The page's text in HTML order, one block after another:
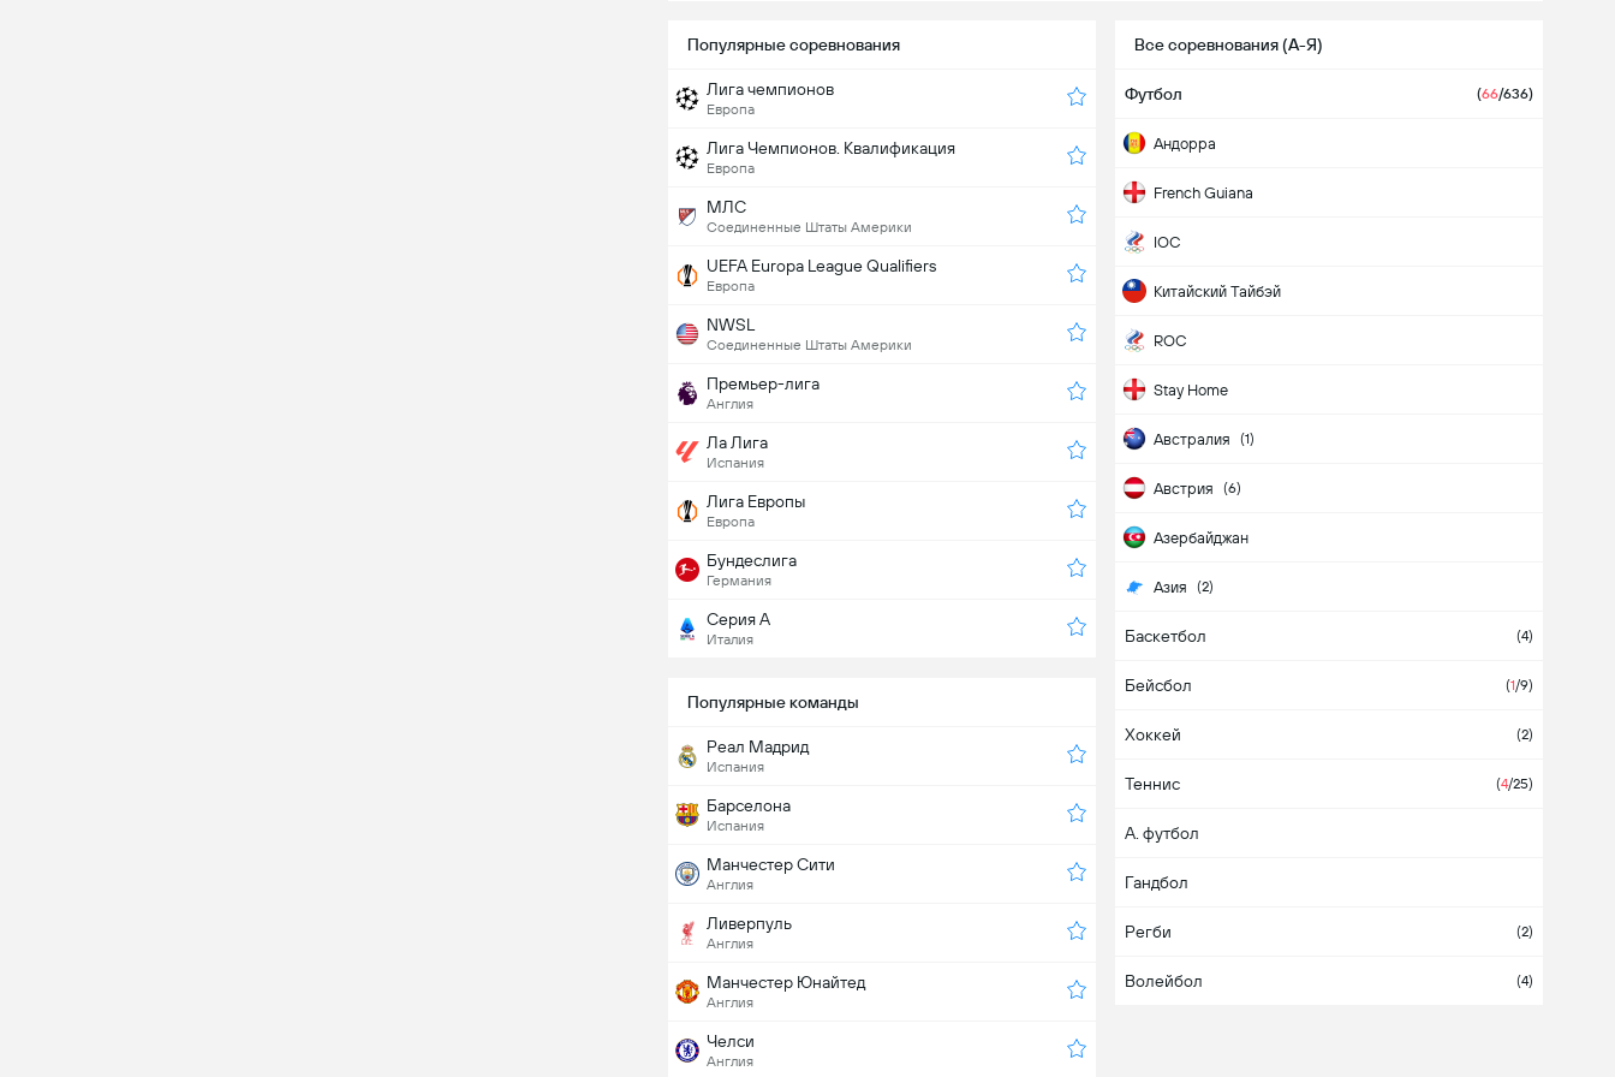
Популярные соревнования
Лига чемпионов
Европа
Лига Чемпионов. Квалификация
Европа
МЛС
Соединенные Штаты Америки
UEFA Europa League Qualifiers
Европа
NWSL
Соединенные Штаты Америки
Премьер-лига
Англия
Ла Лига
Испания
Лига Европы
Европа
Бундеслига
Германия
Серия А
Италия
Все соревнования (А-Я)
Футбол (66/636)
Aндорра
French Guiana
IOC
Kитайский Тайбэй
ROC
Stay Home
Австралия (1)
Австрия (6)
Азербайджан
Азия (2)
Албания
Алжир
Америка
Англия
Ангола
Антигуа и Барбуда
Аргентина
Армения
Баскетбол (4)
Бейсбол (1/9)
Хоккей (2)
Теннис (4/25)
А. футбол
Гандбол
Регби (2)
Волейбол (4)
Популярные команды
Реал Мадрид
Испания
Барселона
Испания
Манчестер Сити
Англия
Ливерпуль
Англия
Манчестер Юнайтед
Англия
Челси
Англия